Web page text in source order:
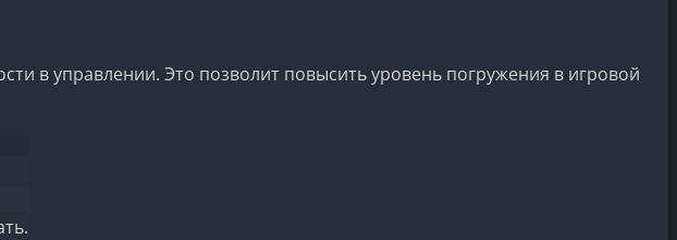
в управлении. Это позволит повысить уровень погружения в игровой